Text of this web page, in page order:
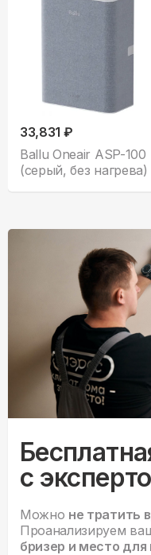
33,831 ₽
Ballu Oneair ASP-100
(серый, без нагрева)
с
Можно не тратить
Проанализируем
бризер и место